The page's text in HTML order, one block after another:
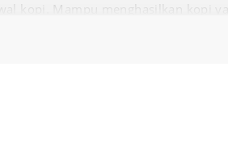
kopi. Mampu menghasilkan kopi
tinggi, sehingga aman untuk